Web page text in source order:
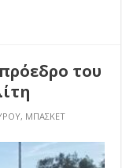
του
, ΜΠΑΣΚΕΤ